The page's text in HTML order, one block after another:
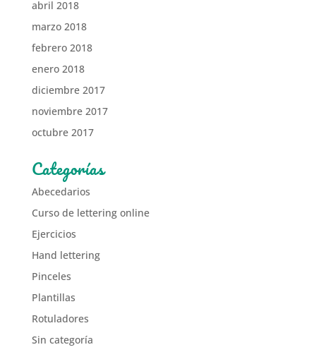
abril 2018
marzo 2018
febrero 2018
enero 2018
diciembre 2017
noviembre 2017
octubre 2017
Categorías
Abecedarios
Curso de lettering online
Ejercicios
Hand lettering
Pinceles
Plantillas
Rotuladores
Sin categoría